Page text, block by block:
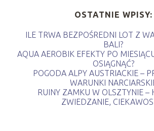
OSTATNIE WPISY:
ILE TRWA BEZPOŚREDNI LOT Z
BALI?
AQUA AEROBIK EFEKTY PO
OSIĄGNĄĆ?
POGODA ALPY AUSTRIACKIE –
WARUNKI
RUINY ZAMKU W OLSZTYNIE –
ZWIEDZANIE,